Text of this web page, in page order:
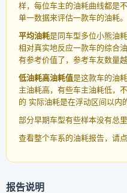
样，每位车主的油耗曲线都是
单一数据来评估一款车的油耗。
平均油耗是同车型多位小熊油
相对真实地反应一款车的综合
有参考价值了，参考车友数量越
低油耗高油耗值是这款车的油
主油耗高，有些车主油耗低，
的 实际油耗是在浮动区间以内
部分早期车型有些样本没有总
查看整个车系的油耗报告，请
报告说明